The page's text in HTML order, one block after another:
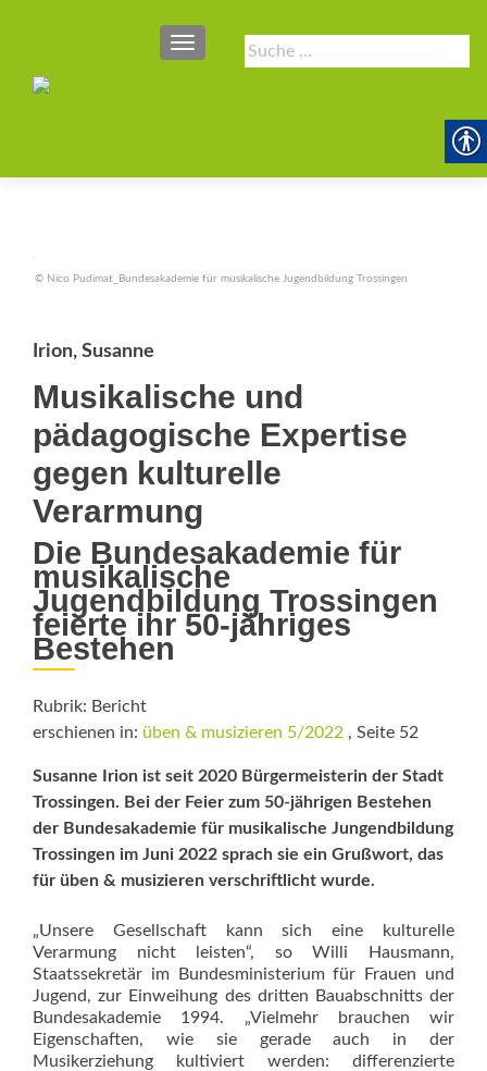
Suche
nach:
SCHALTE NAVIGATION
© Nico Pudimat_Bundesakademie für musikalische Jugendbildung Trossingen
Irion, Susanne
Musikalische und
pädagogische Expertise
gegen kulturelle
Verarmung
Die Bundesakademie für
musikalische
Jugendbildung Trossingen
feierte ihr 50-jähriges
Bestehen
Rubrik: Bericht
erschienen in: üben & musizieren 5/2022 , Seite 52
Susanne Irion ist seit 2020 Bürgermeisterin der Stadt
Trossingen. Bei der Feier zum 50-jährigen Bestehen
der Bundesakademie für musikalische Jungendbildung
Trossingen im Juni 2022 sprach sie ein Grußwort, das
für üben & musizieren verschriftlicht wurde.
„Unsere Gesellschaft kann sich eine kulturelle
Verarmung nicht leisten“, so Willi Hausmann,
Staatssekretär im Bundesministerium für Frauen und
Jugend, zur Einweihung des dritten Bauabschnitts der
Bundesakademie 1994. „Vielmehr brauchen wir
Eigenschaften, wie sie gerade auch in der
Musikerziehung kultiviert werden: differenzierte